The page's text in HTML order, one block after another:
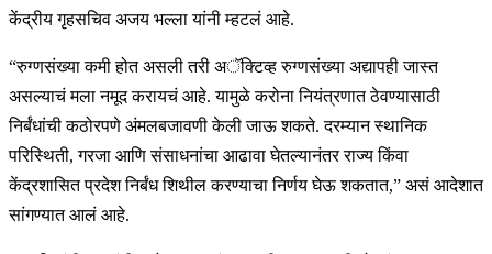
केंद्रीय गृहसचिव अजय भल्ला यांनी म्हटलं आहे.
“रुग्णसंख्या कमी होत असली तरी अॅक्टिव्ह रुग्णसंख्या अद्यापही जास्त
असल्याचं मला नमूद करायचं आहे. यामुळे करोना नियंत्रणात ठेवण्यासाठी
निर्बंधांची कठोरपणे अंमलबजावणी केली जाऊ शकते. दरम्यान स्थानिक
परिस्थिती, गरजा आणि संसाधनांचा आढावा घेतल्यानंतर राज्य किंवा
केंद्रशासित प्रदेश निर्बंध शिथील करण्याचा निर्णय घेऊ शकतात,” असं आदेशात
सांगण्यात आलं आहे.